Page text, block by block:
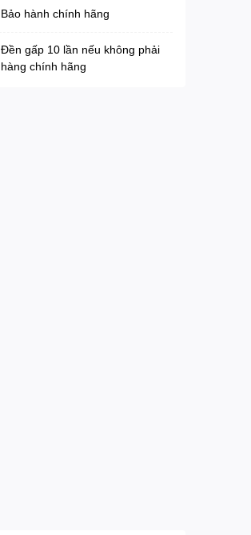
Bảo hành chính hãng
Đền gấp 10 lần nếu không phải
hàng chính hãng